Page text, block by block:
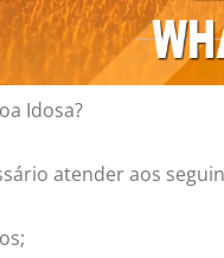
Idosa?
atender aos